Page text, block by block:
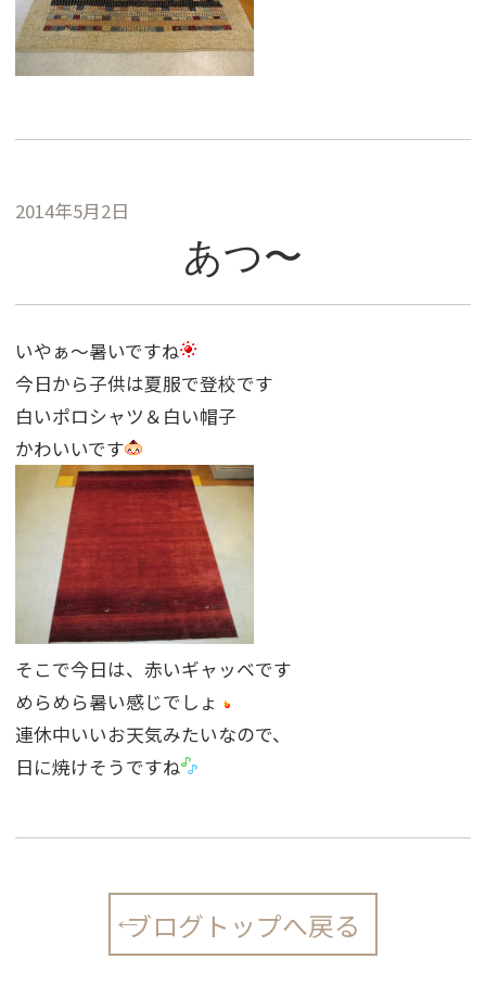
2014年5月2日
あつ〜
いやぁ〜暑いですね
今日から子供は夏服で登校です
白いポロシャツ＆白い帽子
かわいいです
そこで今日は、赤いギャッベです
めらめら暑い感じでしょ
連休中いいお天気みたいなので、
日に焼けそうですね
ブログトップへ戻る